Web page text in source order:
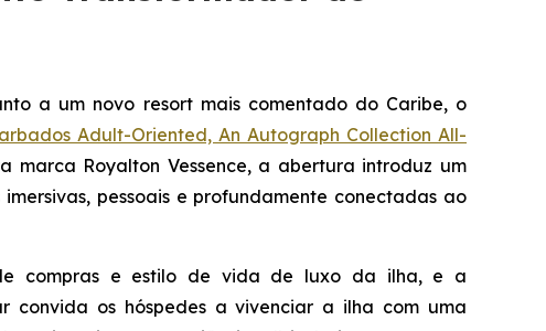
a um novo resort mais comentado do Caribe, o
Adult-Oriented, An Autograph Collection All-
Royalton Vessence, a abertura introduz um
pessoais e profundamente conectadas ao
compras e estilo de vida de luxo da ilha, e a
convida os hóspedes a vivenciar a ilha com uma